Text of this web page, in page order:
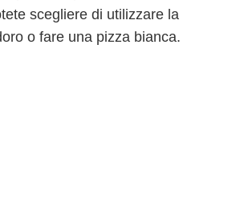
scegliere di utilizzare la
o fare una pizza bianca.